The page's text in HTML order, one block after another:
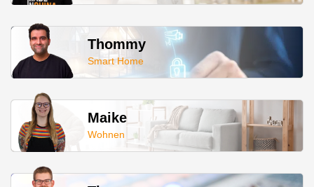
Thommy
Smart Home
Maike
Wohnen